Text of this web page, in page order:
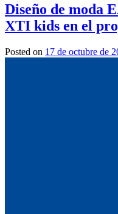
Diseño de moda
XTI kids en el
Posted on 17 de octubre de